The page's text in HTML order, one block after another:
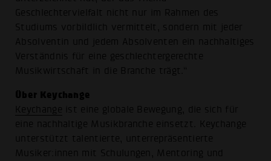
Geschlechtervielfalt nicht nur im Rahmen des
Studiums vorbildlich vermittelt, sondern mit jeder
Absolventin und jedem Absolventen ein nachhaltiges
Verständnis für eine geschlechtergerechte
Musikwirtschaft in die Branche trägt.“
Über Keychange
Keychange ist eine globale Bewegung, die sich für
eine nachhaltige Musikbranche einsetzt. Keychange
unterstützt talentierte, unterrepräsentierte
Musiker:innen mit Schulungen, Mentoring und